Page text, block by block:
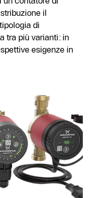
il
di
tra più varianti: in
esigenze in